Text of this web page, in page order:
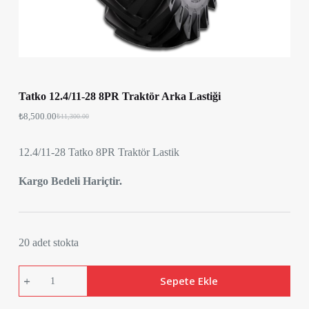
Tatko 12.4/11-28 8PR Traktör Arka Lastiği
₺11,300.00
₺8,500.00
12.4/11-28 Tatko 8PR Traktör Lastik
Kargo Bedeli Hariçtir.
20 adet stokta
12.4/11-
28
Sepete Ekle